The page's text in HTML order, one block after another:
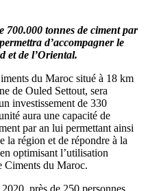
700.000 tonnes de ciment par
d’accompagner le
et de l’Oriental.
du Maroc situé à 18 km
de Ouled Settout, sera
investissement de 330
aura une capacité de
par an lui permettant ainsi
la région et de répondre à la
optimisant l’utilisation
Ciments du Maroc.